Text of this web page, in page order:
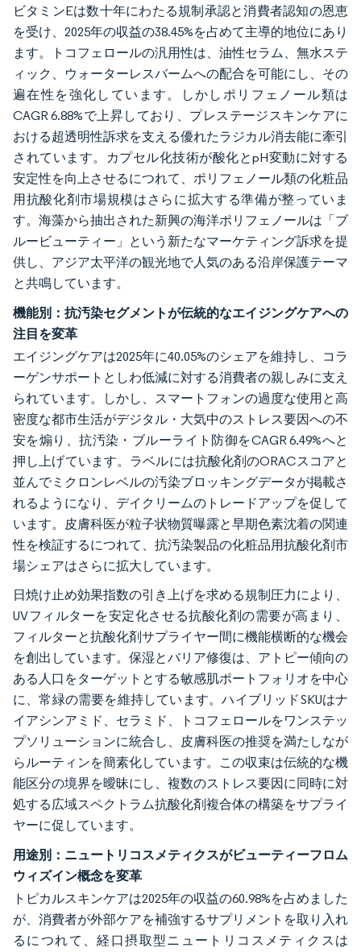
ビタミンEは数十年にわたる規制承認と消費者認知の恩恵
を受け、2025年の収益の38.45%を占めて主導的地位にあり
ます。トコフェロールの汎用性は、油性セラム、無水ステ
ィック、ウォーターレスバームへの配合を可能にし、その
遍在性を強化しています。しかしポリフェノール類は
CAGR 6.88%で上昇しており、プレステージスキンケアに
おける超透明性訴求を支える優れたラジカル消去能に牽引
されています。カプセル化技術が酸化とpH変動に対する
安定性を向上させるにつれて、ポリフェノール類の化粧品
用抗酸化剤市場規模はさらに拡大する準備が整っていま
す。海藻から抽出された新興の海洋ポリフェノールは「ブ
ルービューティー」という新たなマーケティング訴求を提
供し、アジア太平洋の観光地で人気のある沿岸保護テーマ
と共鳴しています。
機能別：抗汚染セグメントが伝統的なエイジングケアへの
注目を変革
エイジングケアは2025年に40.05%のシェアを維持し、コラ
ーゲンサポートとしわ低減に対する消費者の親しみに支え
られています。しかし、スマートフォンの過度な使用と高
密度な都市生活がデジタル・大気中のストレス要因への不
安を煽り、抗汚染・ブルーライト防御をCAGR 6.49%へと
押し上げています。ラベルには抗酸化剤のORACスコアと
並んでミクロンレベルの汚染ブロッキングデータが掲載さ
れるようになり、デイクリームのトレードアップを促して
います。皮膚科医が粒子状物質曝露と早期色素沈着の関連
性を検証するにつれて、抗汚染製品の化粧品用抗酸化剤市
場シェアはさらに拡大しています。
日焼け止め効果指数の引き上げを求める規制圧力により、
UVフィルターを安定化させる抗酸化剤の需要が高まり、
フィルターと抗酸化剤サプライヤー間に機能横断的な機会
を創出しています。保湿とバリア修復は、アトピー傾向の
ある人口をターゲットとする敏感肌ポートフォリオを中心
に、常緑の需要を維持しています。ハイブリッドSKUはナ
イアシンアミド、セラミド、トコフェロールをワンステッ
プソリューションに統合し、皮膚科医の推奨を満たしなが
らルーティンを簡素化しています。この収束は伝統的な機
能区分の境界を曖昧にし、複数のストレス要因に同時に対
処する広域スペクトラム抗酸化剤複合体の構築をサプライ
ヤーに促しています。
用途別：ニュートリコスメティクスがビューティーフロム
ウィズイン概念を変革
トピカルスキンケアは2025年の収益の60.98%を占めました
が、消費者が外部ケアを補強するサプリメントを取り入れ
るにつれて、経口摂取型ニュートリコスメティクスは